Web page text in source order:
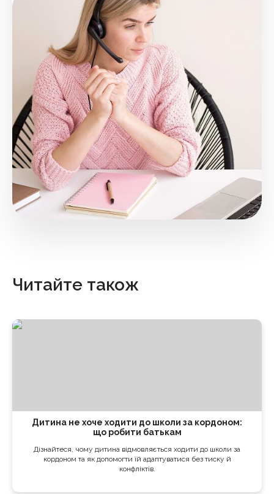
Читайте також
Дитина не хоче ходити до школи за кордоном:
що робити батькам
Дізнайтеся, чому дитина відмовляється ходити до школи за
кордоном та як допомогти їй адаптуватися без тиску й
конфліктів.